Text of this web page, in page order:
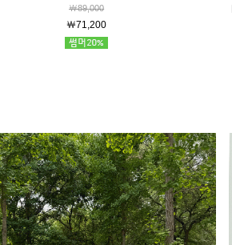
￦89,000
￦71,200